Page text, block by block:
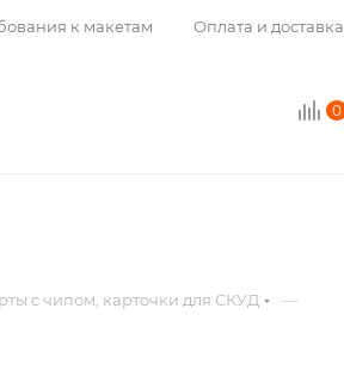
к макетам Оплата и доставка
0
с чипом, карточки для СКУД —